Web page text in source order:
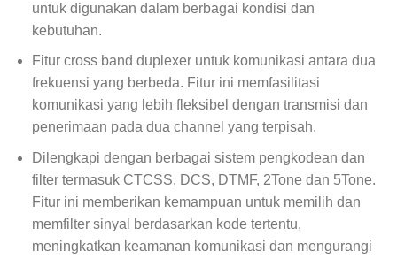
untuk digunakan dalam berbagai kondisi dan
kebutuhan.
Fitur cross band duplexer untuk komunikasi antara dua
frekuensi yang berbeda. Fitur ini memfasilitasi
komunikasi yang lebih fleksibel dengan transmisi dan
penerimaan pada dua channel yang terpisah.
Dilengkapi dengan berbagai sistem pengkodean dan
filter termasuk CTCSS, DCS, DTMF, 2Tone dan 5Tone.
Fitur ini memberikan kemampuan untuk memilih dan
memfilter sinyal berdasarkan kode tertentu,
meningkatkan keamanan komunikasi dan mengurangi